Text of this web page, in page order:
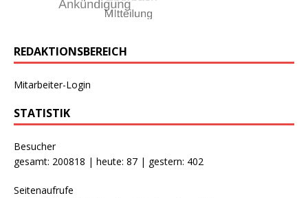
REDAKTIONSBEREICH
Mitarbeiter-Login
STATISTIK
Besucher
gesamt: 200818 | heute: 87 | gestern: 402
Seitenaufrufe